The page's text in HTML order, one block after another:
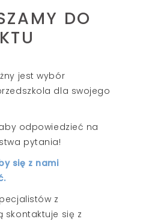
DO
jest wybór
dla swojego
odpowiedzieć na
pytania!
się z nami
z
skontaktuje się z